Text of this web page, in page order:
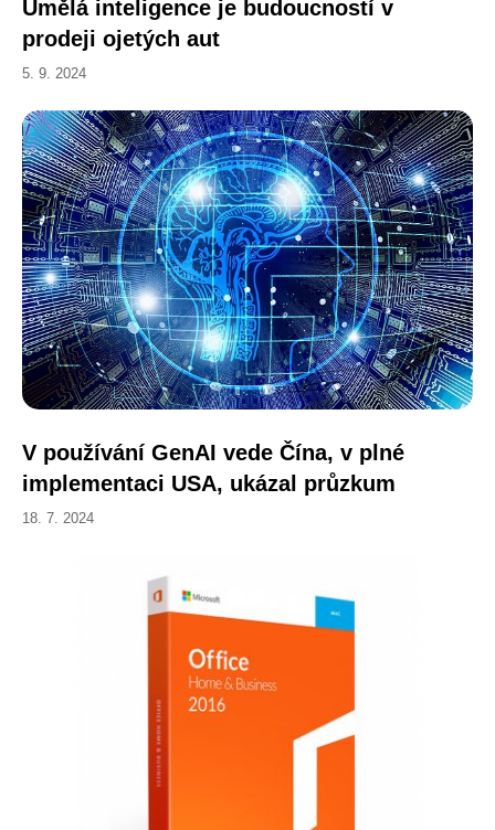
Umělá inteligence je budoucností v
prodeji ojetých aut
5. 9. 2024
V používání GenAI vede Čína, v plné
implementaci USA, ukázal průzkum
18. 7. 2024